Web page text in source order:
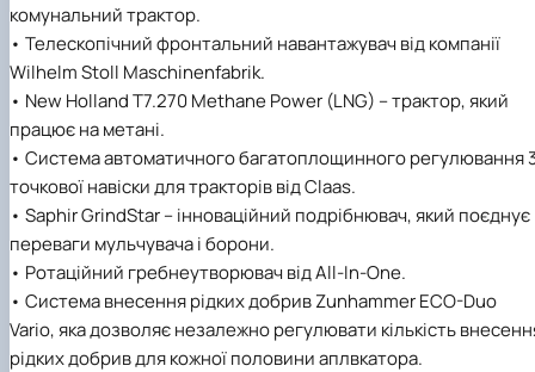
комунальний трактор.
• Телескопічний фронтальний навантажувач від компанії
Wilhelm Stoll Maschinenfabrik.
• New Holland T7.270 Methane Power (LNG) – трактор, який
працює на метані.
• Система автоматичного багатоплощинного регулювання
точкової навіски для тракторів від Claas.
• Saphir GrindStar – інноваційний подрібнювач, який поєднує
переваги мульчувача і борони.
• Ротаційний гребнеутворювач від All-In-One.
• Система внесення рідких добрив Zunhammer ECO-Duo
Vario, яка дозволяє незалежно регулювати кількість
рідких добрив для кожної половини аплвкатора.